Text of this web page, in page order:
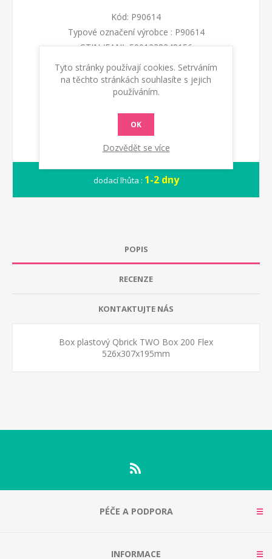
Kód: P90614
Typové označení výrobce : P90614
GTIN (EAN): 5901238248156
KOUPIT
dodací lhůta : 1-2 dny
POPIS
RECENZE
KONTAKTUJTE NÁS
Box plastový Qbrick TWO Box 200 Flex
526x307x195mm
PÉČE A PODPORA
INFORMACE
Tyto stránky používají cookies. Setrváním
na těchto stránkách souhlasíte s jejich
používáním.
OK
Dozvědět se více